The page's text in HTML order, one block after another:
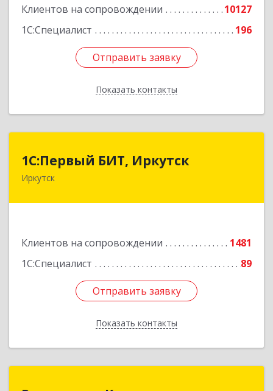
Клиентов на сопровождении
10127
1С:Специалист
196
Отправить заявку
Показать контакты
Отправить заявку
Назад
1С:Первый БИТ, Иркутск
Иркутск
Клиентов на сопровождении
1481
1С:Специалист
89
Отправить заявку
Показать контакты
1С:Первый БИТ, Иркутск
664007, Иркутская обл, Иркутск г, Декабрьских
Отправить заявку
Назад